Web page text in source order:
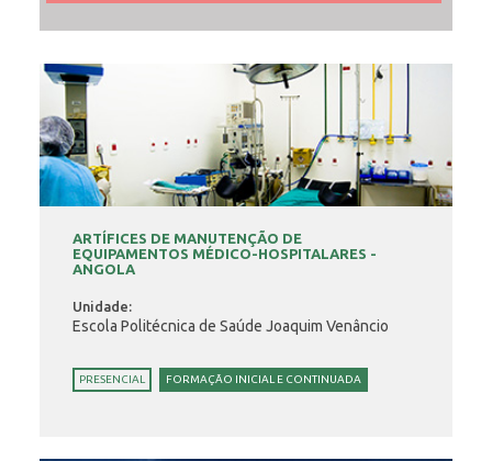
ARTÍFICES DE MANUTENÇÃO DE
EQUIPAMENTOS MÉDICO-HOSPITALARES -
ANGOLA
Unidade:
Escola Politécnica de Saúde Joaquim Venâncio
PRESENCIAL FORMAÇÃO INICIAL E CONTINUADA